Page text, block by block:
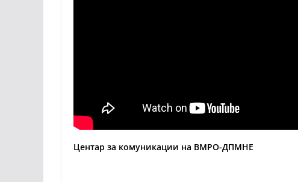
Центар за комуникации на ВМРО-ДПМНЕ